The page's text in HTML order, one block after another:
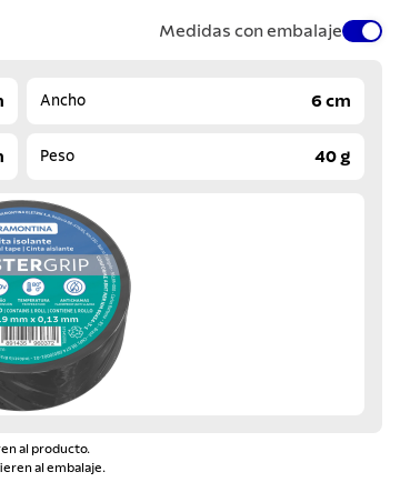
Medidas con embalaje
Ancho 6 cm
Peso 40 g
al producto.
al embalaje.